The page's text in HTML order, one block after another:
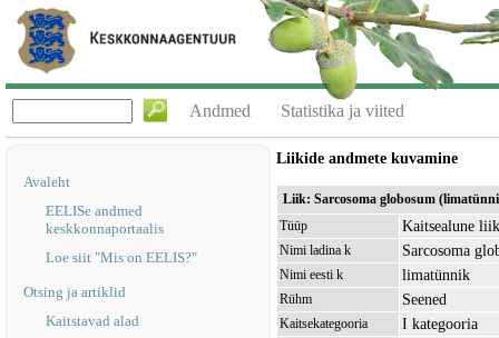
Andmed Statistika ja viited
Avaleht
EELISe andmed
keskkonnaportaalis
Loe siit "Mis on EELIS?"
Otsing ja artiklid
Kaitstavad alad
Liikide andmete kuvamine
Liik: Sarcosoma globosum
Tüüp
Kaitsealune liik
Nimi ladina k Sarcosoma
Nimi eesti k limatünnik
Rühm Seened
Kaitsekategooria I kategooria